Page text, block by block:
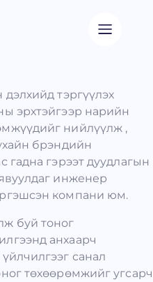
тэргүүлэх
эрхтэйгээр нарийн
нийлүүлж ,
брэндийн
гадна гэрээт дуудлагын
инженер
компани юм.
буй тоног
анхаарч
санал
төхөөрөмжийг угсарч